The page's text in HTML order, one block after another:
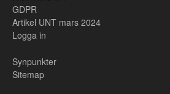
GDPR
Artikel UNT mars 2024
Logga in
Synpunkter
Sitemap